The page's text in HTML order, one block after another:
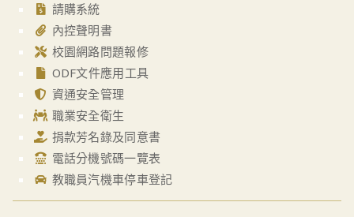
請購系統
內控聲明書
校園網路問題報修
ODF文件應用工具
資通安全管理
職業安全衛生
捐款芳名錄及同意書
電話分機號碼一覽表
教職員汽機車停車登記